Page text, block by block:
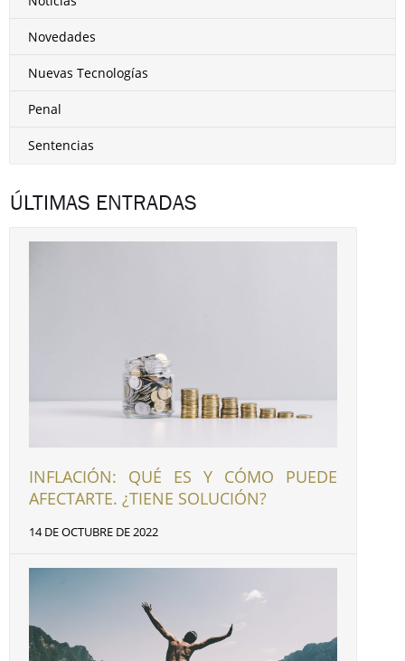
Novedades
Nuevas Tecnologías
Penal
Sentencias
ÚLTIMAS ENTRADAS
INFLACIÓN: QUÉ ES Y CÓMO PUEDE
AFECTARTE. ¿TIENE SOLUCIÓN?
14 DE OCTUBRE DE 2022